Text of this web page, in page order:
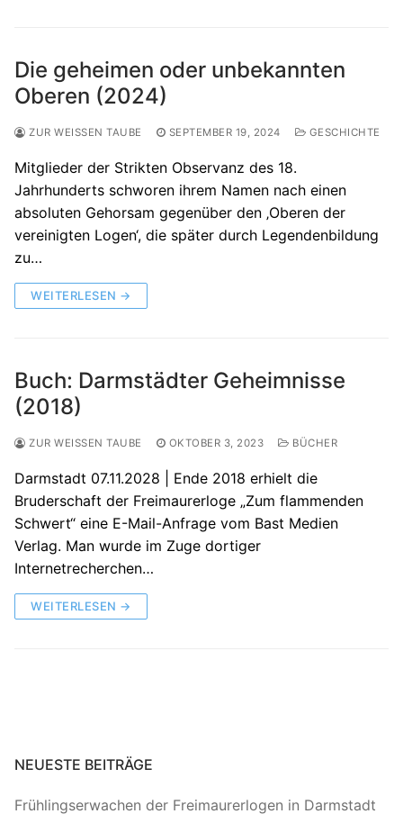
Die geheimen oder unbekannten
Oberen (2024)
ZUR WEISSEN TAUBE SEPTEMBER 19, 2024 GESCHICHTE
Mitglieder der Strikten Observanz des 18.
Jahrhunderts schworen ihrem Namen nach einen
absoluten Gehorsam gegenüber den ‚Oberen der
vereinigten Logen‘, die später durch Legendenbildung
zu…
WEITERLESEN →
Buch: Darmstädter Geheimnisse
(2018)
ZUR WEISSEN TAUBE OKTOBER 3, 2023 BÜCHER
Darmstadt 07.11.2028 | Ende 2018 erhielt die
Bruderschaft der Freimaurerloge „Zum flammenden
Schwert“ eine E-Mail-Anfrage vom Bast Medien
Verlag. Man wurde im Zuge dortiger
Internetrecherchen…
WEITERLESEN →
NEUESTE BEITRÄGE
Frühlingserwachen der Freimaurerlogen in Darmstadt